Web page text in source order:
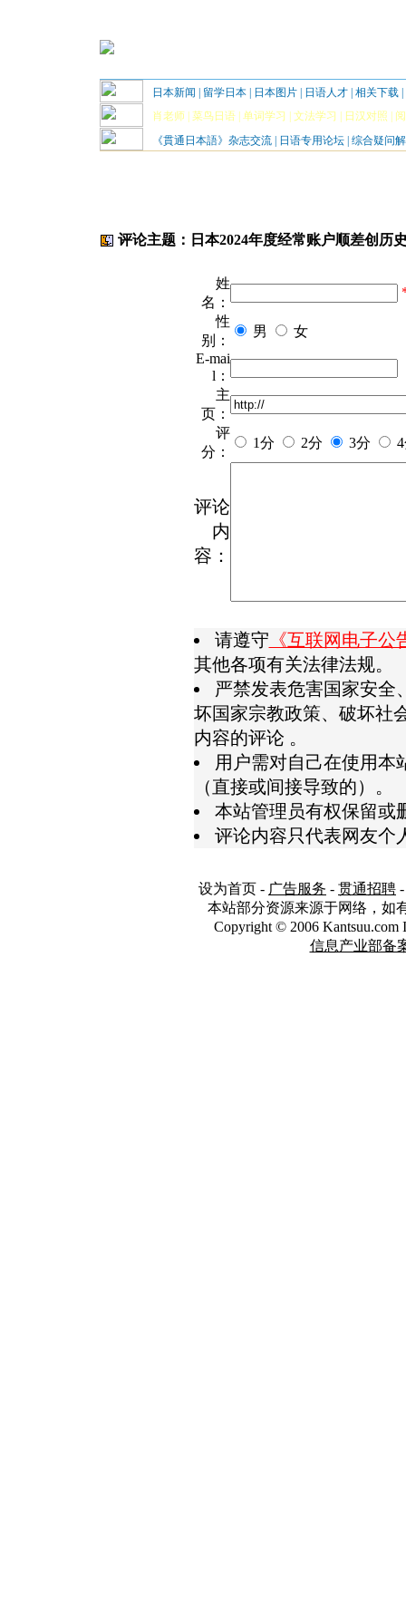
日本新闻 留学日本 日本图片 日语人才 相关下载
肖老师 菜鸟日语 单词学习 文法学习 日汉对照
《貫通日本語》杂志交流
日语专用论坛 综合疑问
评论主题：日本2024年度经常账户顺差创历
姓
名：
性
别：
男
女
E-mai
l：
主
页：
评
分：
1分 2分 3分
评论
内
容：
请遵守 《互联网电子
其他各项有关法律法规。
严禁发表危害国家安全
坏国家宗教政策、破坏社
内容的评论 。
用户需对自己在使用本
（直接或间接导致的）。
本站管理员有权保留或
评论内容只代表网友个
设为首页 - 广告服务 - 贯通招聘
本站部分资源来源于网络，如
Copyright © 2006
信息产业部备